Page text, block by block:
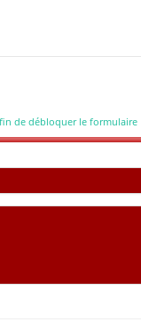
de débloquer le formulaire